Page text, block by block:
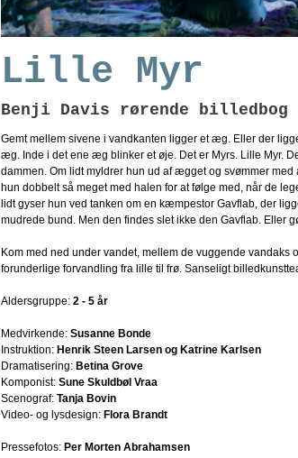
Lille Myr
Benji Davis rørende billedbog
Gemt mellem sivene i vandkanten ligger et æg. Eller der
æg. Inde i det ene æg blinker et øje. Det er Myrs. Lille Myr.
dammen. Om lidt myldrer hun ud af ægget og svømmer
hun dobbelt så meget med halen for at følge med, når de
lidt gyser hun ved tanken om en kæmpestor Gavflab, der
mudrede bund. Men den findes slet ikke den Gavflab. Eller
Kom med ned under vandet, mellem de vuggende vandaks
forunderlige forvandling fra lille til frø. Sanseligt
Aldersgruppe: 2 - 5 år
Medvirkende: Susanne Bonde
Instruktion: Henrik Steen Larsen og Katrine Karlsen
Dramatisering: Betina Grove
Komponist: Sune Skuldbøl Vraa
Scenograf: Tanja Bovin
Video- og lysdesign: Flora Brandt
Pressefotos: Per Morten Abrahamsen